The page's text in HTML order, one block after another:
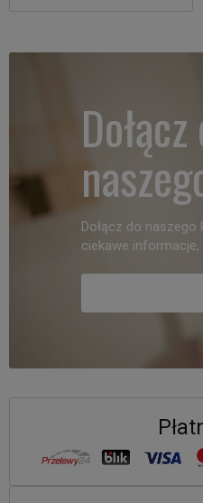
Dołącz do naszego
ciekawe